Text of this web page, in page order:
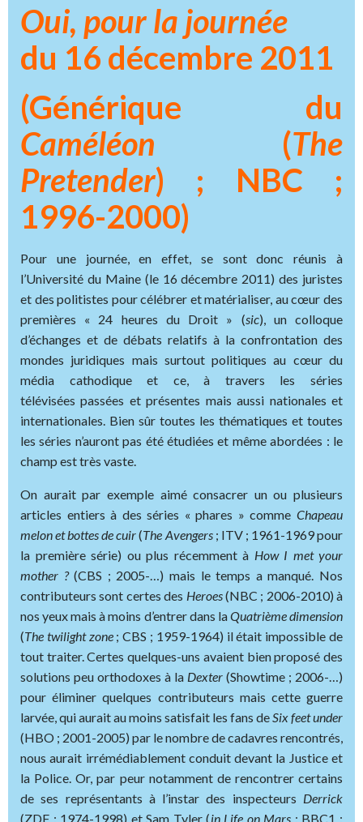
Oui, pour la journée
du 16 décembre 2011
(Générique du
Caméléon (The
Pretender) ; NBC ;
1996-2000)
Pour une journée, en effet, se sont donc réunis à
l’Université du Maine (le 16 décembre 2011) des juristes
et des politistes pour célébrer et matérialiser, au cœur des
premières « 24 heures du Droit » (sic), un colloque
d’échanges et de débats relatifs à la confrontation des
mondes juridiques mais surtout politiques au cœur du
média cathodique et ce, à travers les séries
télévisées passées et présentes mais aussi nationales et
internationales. Bien sûr toutes les thématiques et toutes
les séries n’auront pas été étudiées et même abordées : le
champ est très vaste.
On aurait par exemple aimé consacrer un ou plusieurs
articles entiers à des séries « phares » comme Chapeau
melon et bottes de cuir(The Avengers ; ITV ; 1961-1969 pour
la première série) ou plus récemment à How I met your
mother ?(CBS ; 2005-…) mais le temps a manqué. Nos
contributeurs sont certes des Heroes(NBC ; 2006-2010) à
nos yeux mais à moins d’entrer dans laQuatrième dimension
(The twilight zone ; CBS ; 1959-1964) il était impossible de
tout traiter. Certes quelques-uns avaient bien proposé des
solutions peu orthodoxes à la Dexter (Showtime ; 2006-…)
pour éliminer quelques contributeurs mais cette guerre
larvée, qui aurait au moins satisfait les fans de Six feet under
(HBO ; 2001-2005) par le nombre de cadavres rencontrés,
nous aurait irrémédiablement conduit devant la Justice et
la Police. Or, par peur notamment de rencontrer certains
de ses représentants à l’instar des inspecteurs Derrick
(ZDF ; 1974-1998) et Sam Tyler (in Life on Mars ; BBC1 ;